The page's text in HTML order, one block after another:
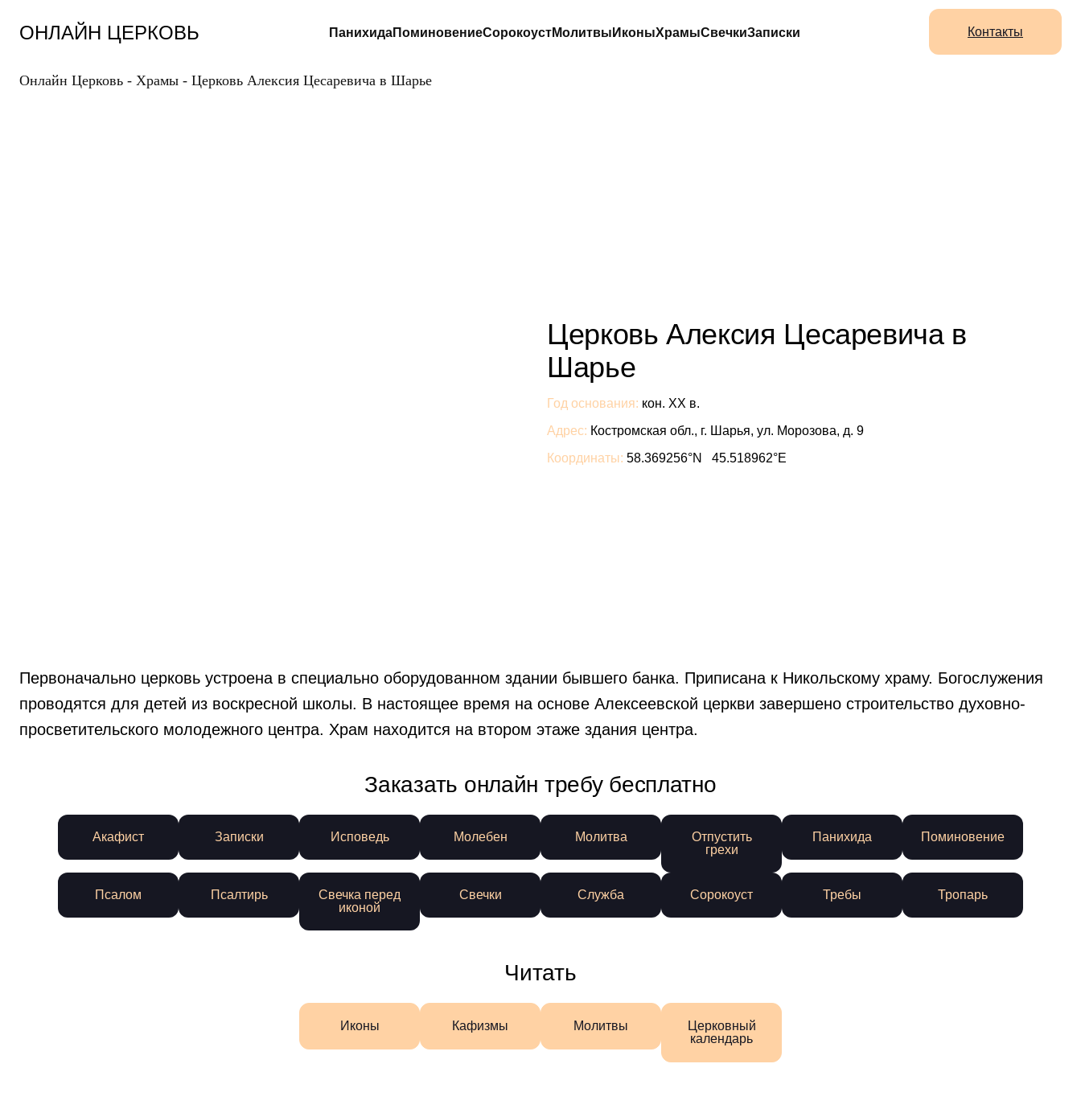
содержанию
ОНЛАЙН ЦЕРКОВЬ ПанихидаПоминовениеСорокоустМолитвы ИконыХрамыСвечкиЗаписки Контакты
Онлайн Церковь - Храмы - Церковь Алексия Цесаревича в Шарье
Церковь Алексия Цесаревича в
Шарье
Год основания: кон. XX в.
Адрес: Костромская обл., г. Шарья, ул. Морозова, д. 9
Координаты: 58.369256°N 45.518962°E
Первоначально церковь устроена в специально оборудованном здании бывшего банка. Приписана к Никольскому храму. Богослужения
проводятся для детей из воскресной школы. В настоящее время на основе Алексеевской церкви завершено строительство духовно-
просветительского молодежного центра. Храм находится на втором этаже здания центра.
Заказать онлайн требу бесплатно
Акафист Записки Исповедь Молебен Молитва
Отпустить
грехи
Панихида Поминовение
Псалом Псалтирь
Свечка перед
иконой
Свечки Служба Сорокоуст Требы Тропарь
Читать
Иконы Кафизмы Молитвы
Церковный
календарь